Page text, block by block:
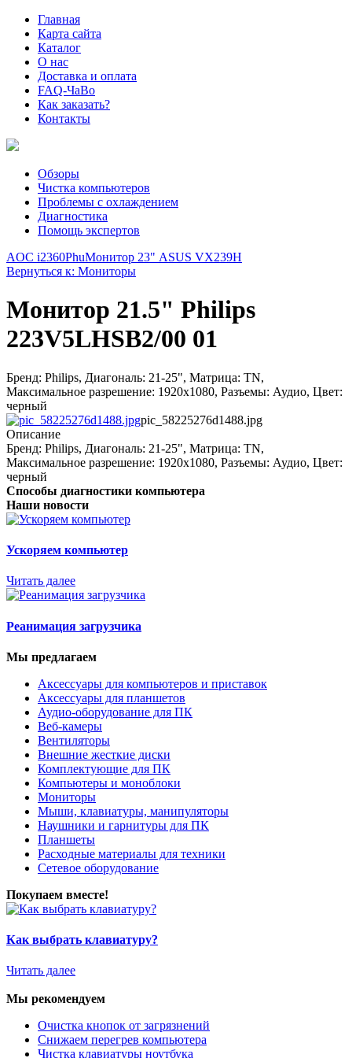
Главная
Карта сайта
Каталог
О нас
Доставка и оплата
FAQ-ЧаВо
Как заказать?
Контакты
Обзоры
Чистка компьютеров
Проблемы с охлаждением
Диагностика
Помощь экспертов
AOC i2360PhuМонитор 23" ASUS VX239H
Вернуться к: Мониторы
Монитор 21.5" Philips
223V5LHSB2/00 01
Бренд: Philips, Диагональ: 21-25", Матрица: TN,
Максимальное разрешение: 1920x1080, Разъемы: Аудио, Цвет:
черный
pic_58225276d1488.jpg
Описание
Бренд: Philips, Диагональ: 21-25", Матрица: TN,
Максимальное разрешение: 1920x1080, Разъемы: Аудио, Цвет:
черный
Способы диагностики компьютера
Наши новости
Ускоряем компьютер
Читать далее
Реанимация загрузчика
Мы предлагаем
Аксессуары для компьютеров и приставок
Аксессуары для планшетов
Аудио-оборудование для ПК
Веб-камеры
Вентиляторы
Внешние жесткие диски
Комплектующие для ПК
Компьютеры и моноблоки
Мониторы
Мыши, клавиатуры, манипуляторы
Наушники и гарнитуры для ПК
Планшеты
Расходные материалы для техники
Сетевое оборудование
Покупаем вместе!
Как выбрать клавиатуру?
Читать далее
Мы рекомендуем
Очистка кнопок от загрязнений
Снижаем перегрев компьютера
Чистка клавиатуры ноутбука